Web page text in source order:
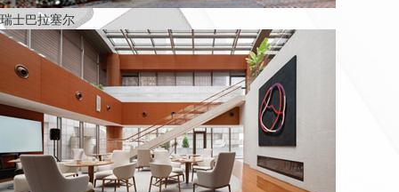
瑞士巴拉塞尔